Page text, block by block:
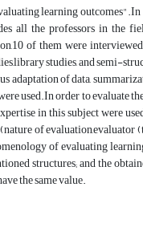
learning
all the professors in the
of them were
studies, and semi-
adaptation of data,
used.In order to
in this subject were
of
of evaluating
structures; and the
the same value.